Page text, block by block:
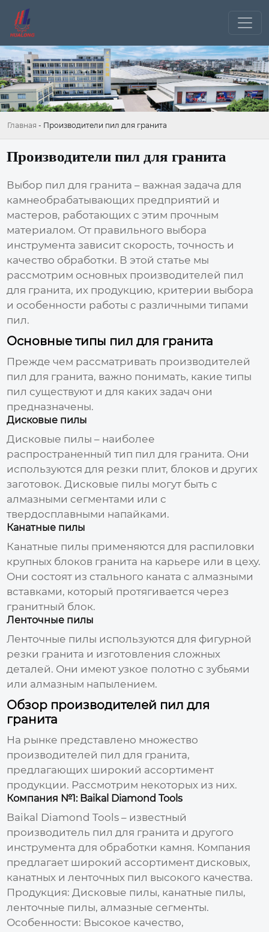
Главная - Производители пил для гранита
Производители пил для гранита
Выбор пил для гранита – важная задача для
камнеобрабатывающих предприятий и
мастеров, работающих с этим прочным
материалом. От правильного выбора
инструмента зависит скорость, точность и
качество обработки. В этой статье мы
рассмотрим основных производителей пил
для гранита, их продукцию, критерии выбора
и особенности работы с различными типами
пил.
Основные типы пил для гранита
Прежде чем рассматривать производителей
пил для гранита, важно понимать, какие типы
пил существуют и для каких задач они
предназначены.
Дисковые пилы
Дисковые пилы – наиболее
распространенный тип пил для гранита. Они
используются для резки плит, блоков и других
заготовок. Дисковые пилы могут быть с
алмазными сегментами или с
твердосплавными напайками.
Канатные пилы
Канатные пилы применяются для распиловки
крупных блоков гранита на карьере или в цеху.
Они состоят из стального каната с алмазными
вставками, который протягивается через
гранитный блок.
Ленточные пилы
Ленточные пилы используются для фигурной
резки гранита и изготовления сложных
деталей. Они имеют узкое полотно с зубьями
или алмазным напылением.
Обзор производителей пил для
гранита
На рынке представлено множество
производителей пил для гранита,
предлагающих широкий ассортимент
продукции. Рассмотрим некоторых из них.
Компания №1: Baikal Diamond Tools
Baikal Diamond Tools – известный
производитель пил для гранита и другого
инструмента для обработки камня. Компания
предлагает широкий ассортимент дисковых,
канатных и ленточных пил высокого качества.
Продукция: Дисковые пилы, канатные пилы,
ленточные пилы, алмазные сегменты.
Особенности: Высокое качество,